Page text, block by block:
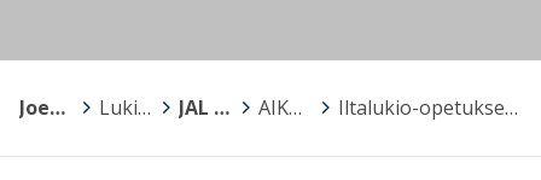
Joensuu Lukiot JAL Joensuun Aikuislukio AIKUISLUKIO Iltalukio-opetuksen oppikirjat lv 2024-2025